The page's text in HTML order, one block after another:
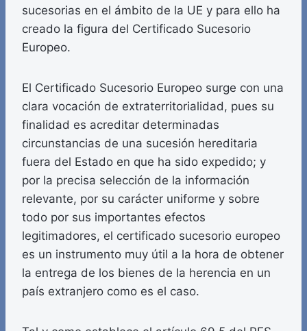
sucesorias en el ámbito de la UE y para ello ha
creado la figura del Certificado Sucesorio
Europeo.
El Certificado Sucesorio Europeo surge con una
clara vocación de extraterritorialidad, pues su
finalidad es acreditar determinadas
circunstancias de una sucesión hereditaria
fuera del Estado en que ha sido expedido; y
por la precisa selección de la información
relevante, por su carácter uniforme y sobre
todo por sus importantes efectos
legitimadores, el certificado sucesorio europeo
es un instrumento muy útil a la hora de obtener
la entrega de los bienes de la herencia en un
país extranjero como es el caso.